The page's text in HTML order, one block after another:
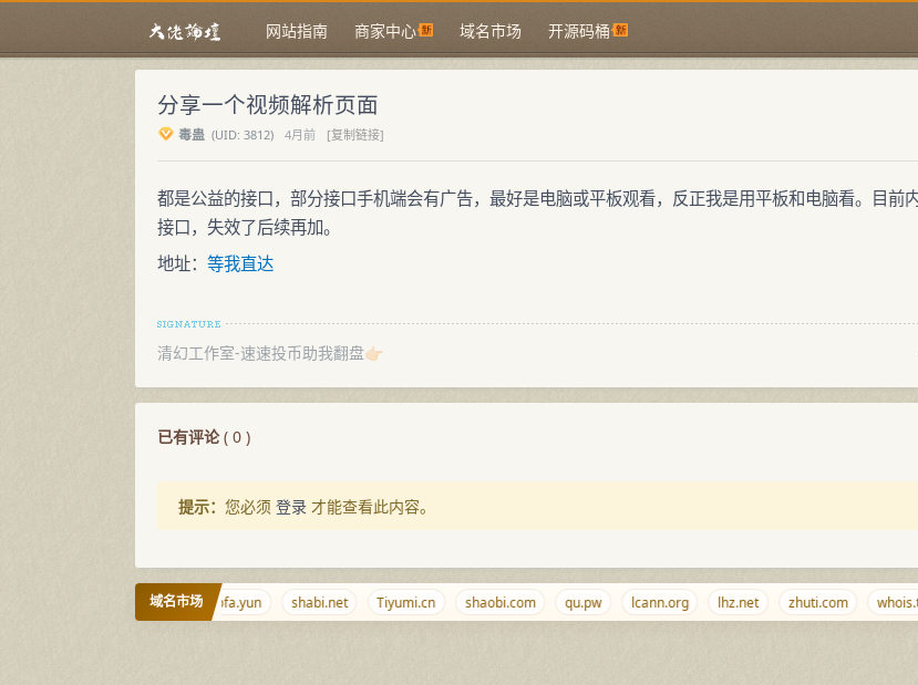
网站指南 商家中心 域名市场 开源码桶
分享一个视频解析页面
毒蛊 (UID: 3812) 4月前
[复制链接]
都是公益的接口，部分接口手机端会有广告，最好是电脑或平板观看，反正我是用平板和电脑看。目前
接口，失效了后续再加。
地址： 等我直达
清幻工作室-速速投币助我翻盘👉🏻
已有评论( 0 )
提示： 您必须 登录 才能查看此内容。
域名市场
ciyuan.ee mofa.yun shabi.net Tiyumi.cn shaobi.com qu.pw lcann.org lhz.net zhuti.com whois.tl